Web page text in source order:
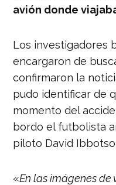
avión donde
Los investigadores
encargaron de
confirmaron la
pudo identificar de
momento del
bordo el futbolista
piloto David
«En las imágenes de